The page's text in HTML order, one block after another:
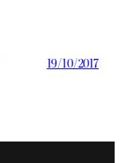
19/10/2017